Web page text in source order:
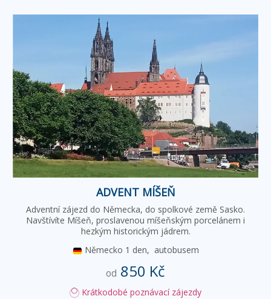
ADVENT MÍŠEŇ
Adventní zájezd do Německa, do spolkové země Sasko.
Navštívíte Míšeň, proslavenou míšeňským porcelánem i
hezkým historickým jádrem.
Německo 1 den, autobusem
od 850 Kč
Krátkodobé poznávací zájezdy